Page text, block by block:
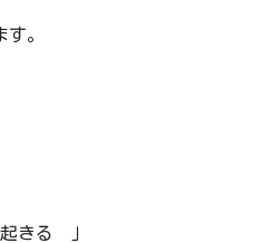
。
きる 」